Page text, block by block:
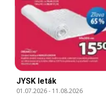
JYSK leták
01.07.2026- 11.08.2026